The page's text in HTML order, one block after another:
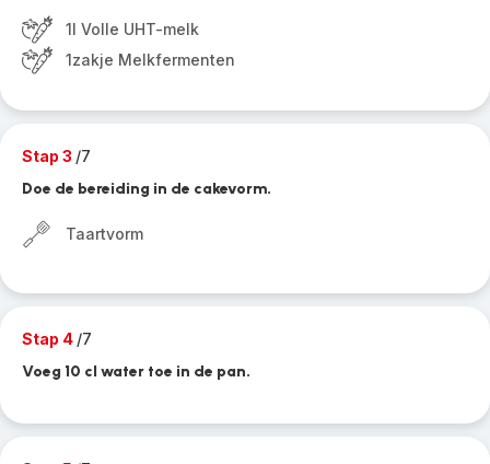
1l Volle UHT-melk
1zakje Melkfermenten
Stap 3 /7
Doe de bereiding in de cakevorm.
Taartvorm
Stap 4 /7
Voeg 10 cl water toe in de pan.